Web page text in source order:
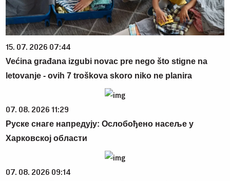
15. 07. 2026 07:44
Većina građana izgubi novac pre nego što stigne na
letovanje - ovih 7 troškova skoro niko ne planira
07. 08. 2026 11:29
Руске снаге напредују: Ослобођено насеље у
Харковској области
07. 08. 2026 09:14